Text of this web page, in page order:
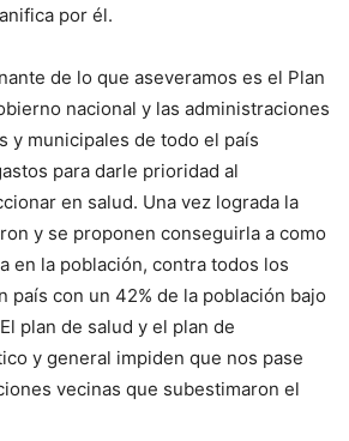
por él.
de lo que aseveramos es el Plan
nacional y las administraciones
y municipales de todo el país
para darle prioridad al
en salud. Una vez lograda la
y se proponen conseguirla a como
en la población, contra todos los
país con un 42% de la población bajo
plan de salud y el plan de
y general impiden que nos pase
vecinas que subestimaron el